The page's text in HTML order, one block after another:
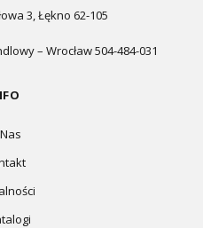
3, Łękno 62-105
– Wrocław 504-484-031